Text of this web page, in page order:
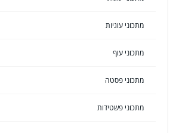
מתכוני עוגיות
מתכוני עוף
מתכוני פסטה
מתכוני פשטידות